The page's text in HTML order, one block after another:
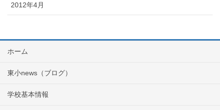
2012年4月
ホーム
東小news（ブログ）
学校基本情報